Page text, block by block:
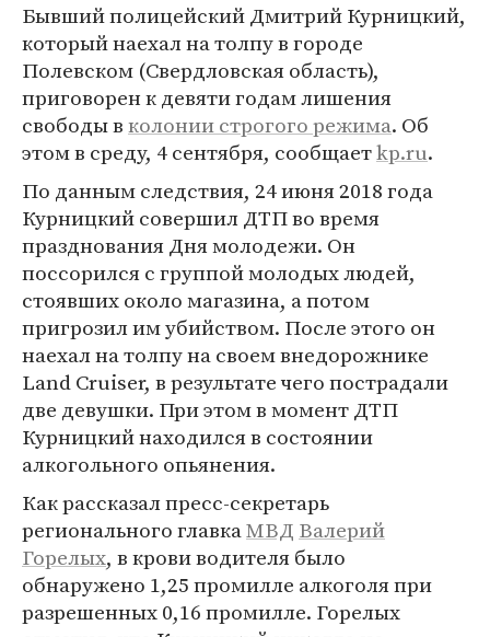
Бывший полицейский Дмитрий Курницкий,
который наехал на толпу в городе
Полевском (Свердловская область),
приговорен к девяти годам лишения
свободы вколонии строгого режима. Об
этом в среду, 4 сентября, сообщаетkp.ru.
По данным следствия, 24 июня 2018 года
Курницкий совершил ДТП во время
празднования Дня молодежи. Он
поссорился с группой молодых людей,
стоявших около магазина, а потом
пригрозил им убийством. После этого он
наехал на толпу на своем внедорожнике
Land Cruiser, в результате чего пострадали
две девушки. При этом в момент ДТП
Курницкий находился в состоянии
алкогольного опьянения.
Как рассказал пресс-секретарь
регионального главкаМВД Валерий
Горелых, в крови водителя было
обнаружено 1,25 промилле алкоголя при
разрешенных 0,16 промилле. Горелых